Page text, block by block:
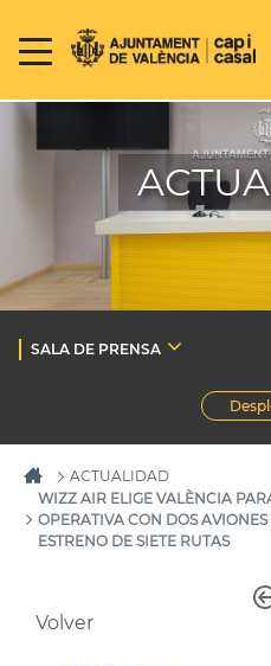
SALA DE PRENSA
ACTUALIDAD
WIZZ AIR ELIGE VALÈNCIA
OPERATIVA CON DOS
ESTRENO DE SIETE RUTAS
Volver